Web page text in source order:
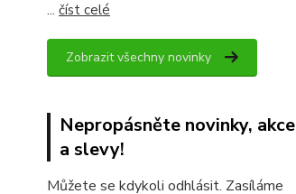
... číst celé
Zobrazit všechny novinky
Nepropásněte novinky, akce
a slevy!
Můžete se kdykoli odhlásit. Zasíláme